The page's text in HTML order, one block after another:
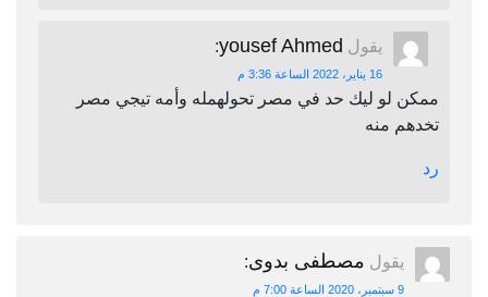
يقول yousef Ahmed
:
16 يناير، 2022 الساعة 3:36 م
ممكن لو ليك حد في مصر تحولهمله وأمه تيجي مصر
تخدهم منه
رد
يقول مصطفى بدوى:
9 سبتمبر، 2020 الساعة 7:00 م